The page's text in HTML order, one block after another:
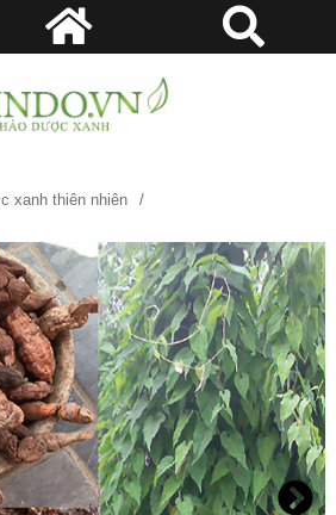
xanh thiên nhiên
tuổi thọ, hỗ trợ suy nhược thần kinh, kém